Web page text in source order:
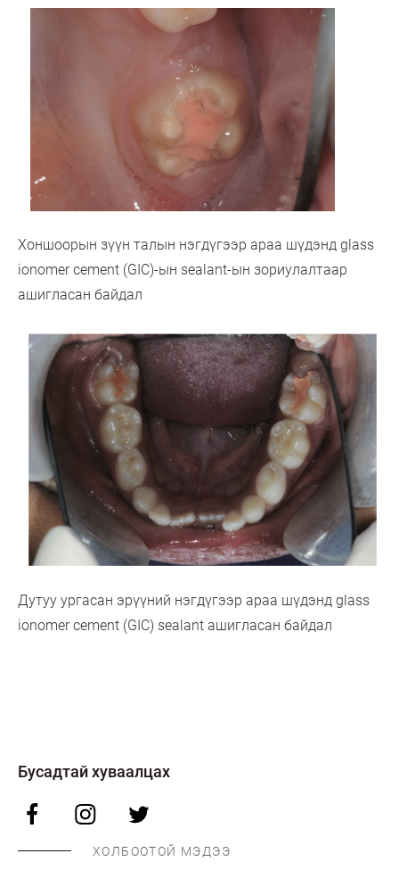
Хоншоорын зүүн талын нэгдүгээр араа шүдэнд glass
ionomer cement (GIC)-ын sealant-ын зориулалтаар
ашигласан байдал
Дутуу ургасан эрүүний нэгдүгээр араа шүдэнд glass
ionomer cement (GIC) sealant ашигласан байдал
Бусадтай хуваалцах
ХОЛБООТОЙ МЭДЭЭ